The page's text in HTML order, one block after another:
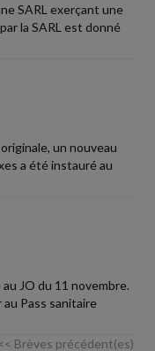
SARL exerçant une
la SARL est donné
un nouveau
a été instauré au
JO du 11 novembre.
Pass sanitaire
Brèves précédent(es)